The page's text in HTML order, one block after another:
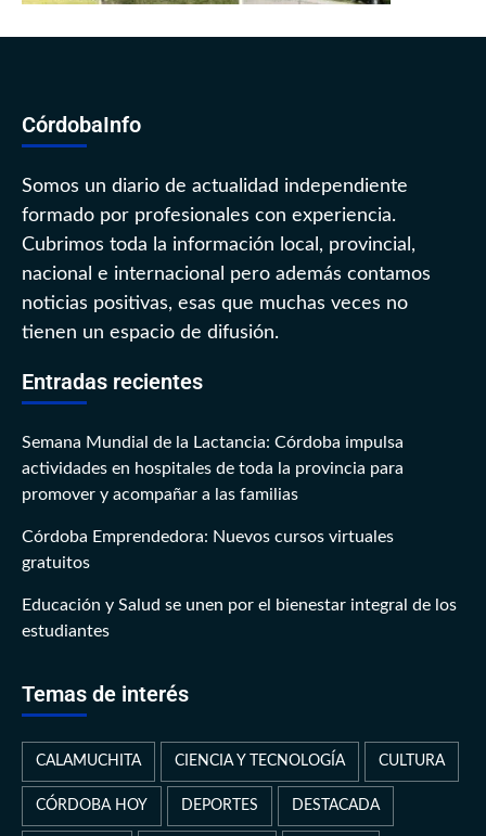
CórdobaInfo
Somos un diario de actualidad independiente
formado por profesionales con experiencia.
Cubrimos toda la información local, provincial,
nacional e internacional pero además contamos
noticias positivas, esas que muchas veces no
tienen un espacio de difusión.
Entradas recientes
Semana Mundial de la Lactancia: Córdoba impulsa
actividades en hospitales de toda la provincia para
promover y acompañar a las familias
Córdoba Emprendedora: Nuevos cursos virtuales
gratuitos
Educación y Salud se unen por el bienestar integral de los
estudiantes
Temas de interés
CALAMUCHITA CIENCIA Y TECNOLOGÍA CULTURA
CÓRDOBA HOY DEPORTES DESTACADA